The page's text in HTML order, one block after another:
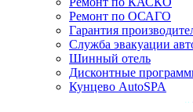
Ремонт по ОСАГО
Гарантия
Служба эвакуации
Шинный отель
Дисконтные
Кунцево AutoSPA